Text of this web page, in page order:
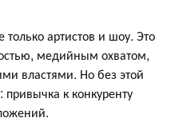
только артистов и шоу. Это
медийным охватом,
властями. Но без этой
привычка к конкуренту